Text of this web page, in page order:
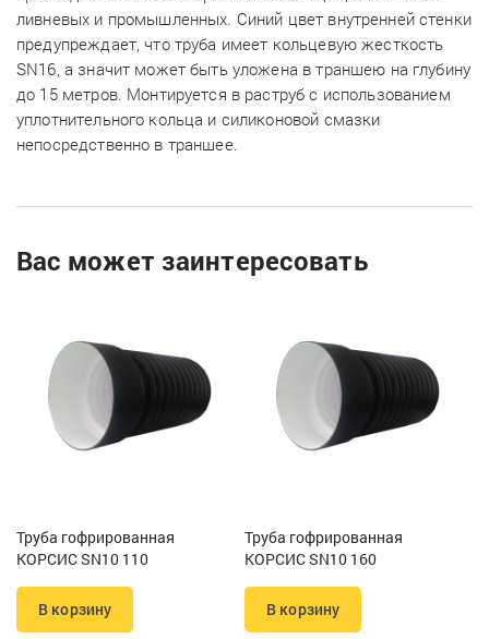
ливневых и промышленных. Синий цвет внутренней стенки
предупреждает, что труба имеет кольцевую жесткость
SN16, а значит может быть уложена в траншею на глубину
до 15 метров. Монтируется в раструб с использованием
уплотнительного кольца и силиконовой смазки
непосредственно в траншее.
Вас может заинтересовать
Труба гофрированная
КОРСИС SN10 110
В корзину
Труба гофрированная
КОРСИС SN10 160
В корзину